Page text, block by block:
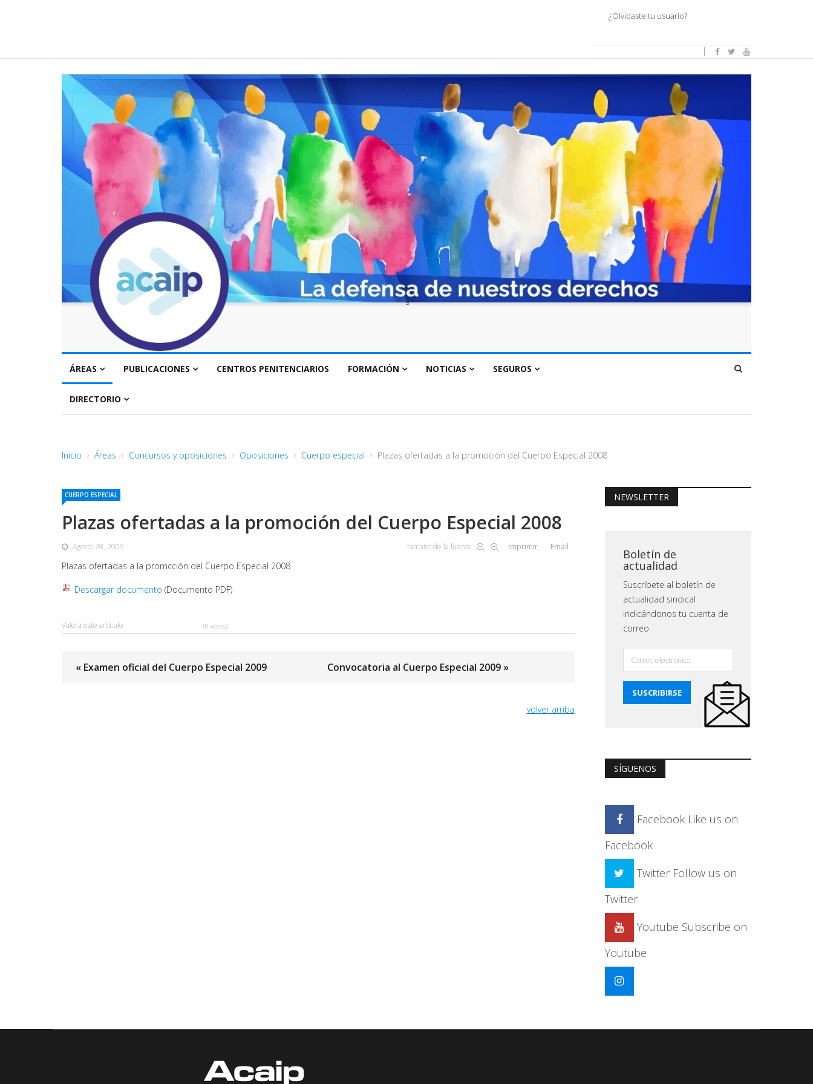
¿Olvidaste tu usuario?
ÁREAS PUBLICACIONES CENTROS PENITENCIARIOS FORMACIÓN NOTICIAS SEGUROS
DIRECTORIO
Inicio Áreas Concursos y oposiciones Oposiciones Cuerpo especial Plazas ofertadas a la promoción del Cuerpo Especial 2008
CUERPO ESPECIAL
Plazas ofertadas a la promoción del Cuerpo Especial 2008
Agosto 28, 2009 tamaño de la fuente Imprimir Email
Plazas ofertadas a la promcción del Cuerpo Especial 2008
Descargar documento (Documento PDF)
Valora este artículo (0 votos)
« Examen oficial del Cuerpo Especial 2009 Convocatoria al Cuerpo Especial 2009 »
volver arriba
NEWSLETTER
Boletín de
actualidad
Suscríbete al boletín de
actualidad sindical
indicándonos tu cuenta de
correo
SÍGUENOS
Facebook Like us on
Facebook
Twitter Follow us on
Twitter
Youtube Subscribe on
Youtube